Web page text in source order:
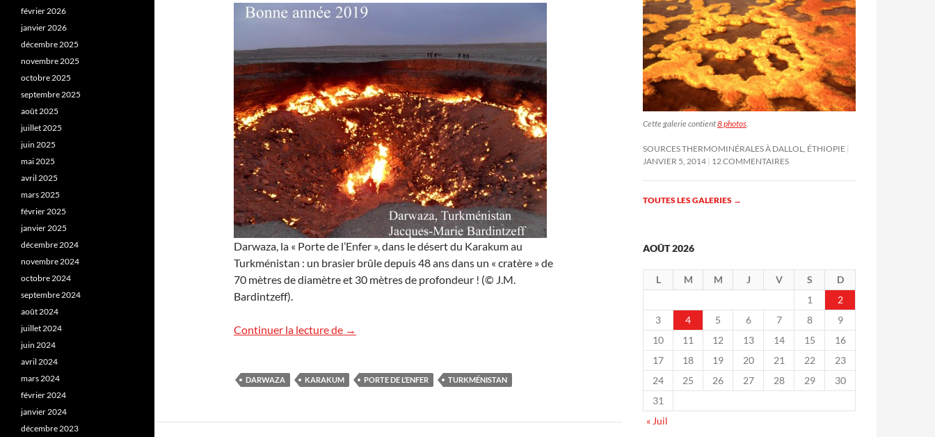
Darwaza, la « Porte de l’Enfer », dans le désert du Karakum au
Turkménistan : un brasier brûle depuis 48 ans dans un « cratère » de
70 mètres de diamètre et 30 mètres de profondeur ! (© J.M.
Bardintzeff).
Continuer la lecture de Bonne année 2019
→
DARWAZA KARAKUM PORTE DE L’ENFER TURKMÉNISTAN
Cette galerie contient8 photos
SOURCES THERMOMINÉRALES À DALLOL, ÉTHIOPIE
JANVIER 5, 2014 12 COMMENTAIRES
TOUTES LES GALERIES →
AOÛT 2026
L M M J V S
D
1
2
3
4 5 6 7 8
9
10
11 12 13 14 15
16
17
18 19 20 21 22
23
24
25 26 27 28 29
30
31
« Juil
février 2026
janvier 2026
décembre 2025
novembre 2025
octobre 2025
septembre 2025
août 2025
juillet 2025
juin 2025
mai 2025
avril 2025
mars 2025
février 2025
janvier 2025
décembre 2024
novembre 2024
octobre 2024
septembre 2024
août 2024
juillet 2024
juin 2024
avril 2024
mars 2024
février 2024
janvier 2024
décembre 2023